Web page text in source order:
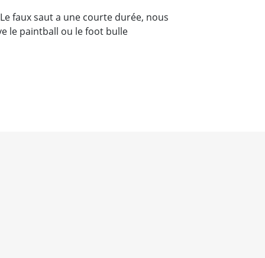
faux saut a une courte durée, nous
le paintball ou le foot bulle